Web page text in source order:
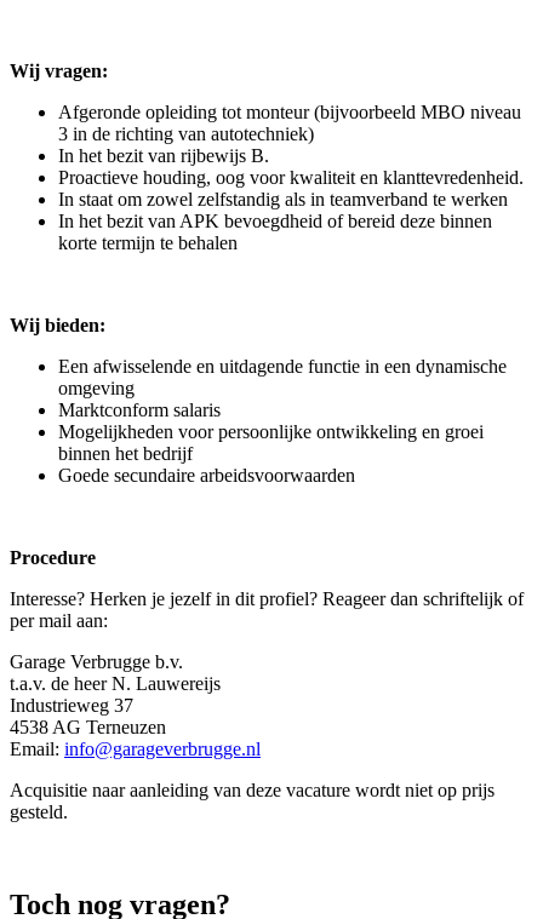
Wij vragen:
Afgeronde opleiding tot monteur (bijvoorbeeld MBO niveau
3 in de richting van autotechniek)
In het bezit van rijbewijs B.
Proactieve houding, oog voor kwaliteit en klanttevredenheid.
In staat om zowel zelfstandig als in teamverband te werken
In het bezit van APK bevoegdheid of bereid deze binnen
korte termijn te behalen
Wij bieden:
Een afwisselende en uitdagende functie in een dynamische
omgeving
Marktconform salaris
Mogelijkheden voor persoonlijke ontwikkeling en groei
binnen het bedrijf
Goede secundaire arbeidsvoorwaarden
Procedure
Interesse? Herken je jezelf in dit profiel? Reageer dan schriftelijk of
per mail aan:
Garage Verbrugge b.v.
t.a.v. de heer N. Lauwereijs
Industrieweg 37
4538 AG Terneuzen
Email: info@garageverbrugge.nl
Acquisitie naar aanleiding van deze vacature wordt niet op prijs
gesteld.
Toch nog vragen?